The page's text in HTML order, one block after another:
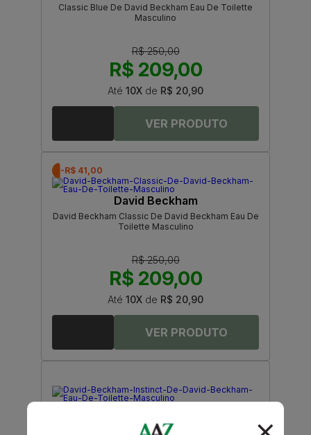
Classic Blue De David Beckham Eau De Toilette
Masculino
R$ 250,00
R$ 209,00
Até 10X de R$ 20,90
-R$ 41,00
David Beckham
David Beckham Classic De David Beckham Eau De
Toilette Masculino
R$ 250,00
R$ 209,00
Até 10X de R$ 20,90
David Beckham Instinct De David Beckham Eau De